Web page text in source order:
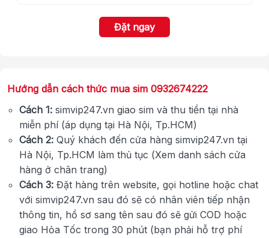
Đặt ngay
Hướng dẫn cách thức mua sim 0932674222
Cách 1: simvip247.vn giao sim và thu tiền tại nhà
miễn phí (áp dụng tại Hà Nội, Tp.HCM)
Cách 2: Quý khách đến cửa hàng simvip247.vn tại
Hà Nội, Tp.HCM làm thủ tục (Xem danh sách cửa
hàng ở chân trang)
Cách 3: Đặt hàng trên website, gọi hotline hoặc chat
với simvip247.vn sau đó sẽ có nhân viên tiếp nhận
thông tin, hồ sơ sang tên sau đó sẽ gửi COD hoặc
giao Hỏa Tốc trong 30 phút (bạn phải hỗ trợ phí